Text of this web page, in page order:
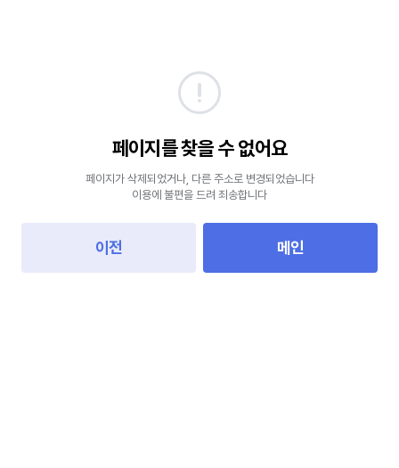
페이지를 찾을 수 없어요
페이지가 삭제되었거나, 다른 주소로 변경되었습니다
이용에 불편을 드려 죄송합니다
이전 메인